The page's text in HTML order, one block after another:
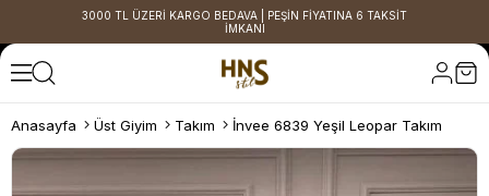
3000 TL ÜZERİ KARGO BEDAVA | PEŞİN FİYATINA 6 TAKSİT
İMKANI
Anasayfa Üst Giyim Takım İnvee 6839 Yeşil Leopar Takım